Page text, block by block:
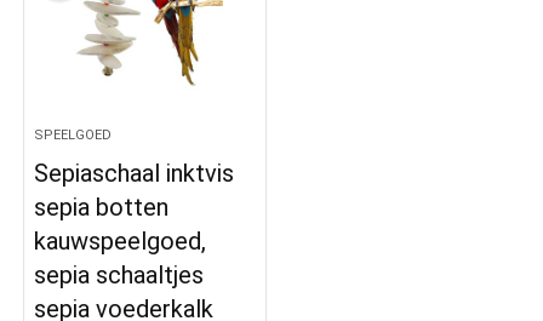
SPEELGOED
Sepiaschaal inktvis
sepia botten
kauwspeelgoed,
sepia schaaltjes
sepia voederkalk